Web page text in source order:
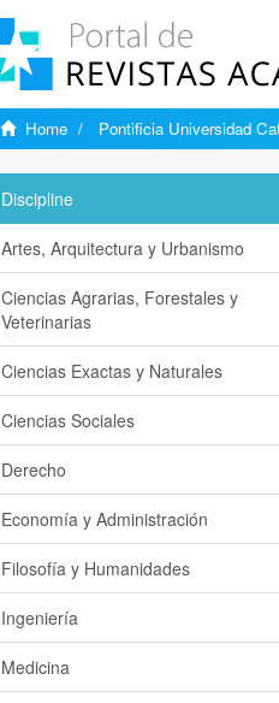
Home Pontificia Universidad
Discipline
Artes, Arquitectura y Urbanismo
Ciencias Agrarias, Forestales y
Veterinarias
Ciencias Exactas y Naturales
Ciencias Sociales
Derecho
Economía y Administración
Filosofía y Humanidades
Ingeniería
Medicina